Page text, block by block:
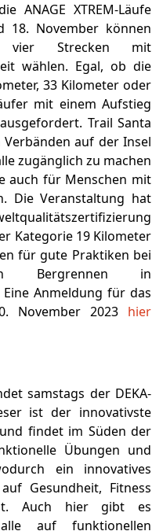
ANAGE XTREM-Läufe
18. November können
vier Strecken mit
wählen. Egal, ob die
33 Kilometer oder
mit einem Aufstieg
Trail Santa
auf der Insel
zugänglich zu machen
auch für Menschen mit
Die Veranstaltung hat
Kategorie 19 Kilometer
für gute Praktiken bei
Bergrennen in
Anmeldung für das
November 2023 hier
samstags der DEKA-
ist der innovativste
findet im Süden der
Übungen und
ein innovatives
Gesundheit, Fitness
Auch hier gibt es
auf funktionellen